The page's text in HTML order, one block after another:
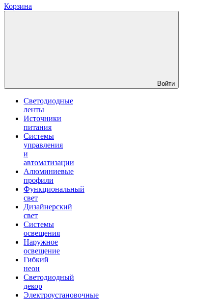
Корзина
Войти
Светодиодные
ленты
Источники
питания
Системы
управления
и
автоматизации
Алюминиевые
профили
Функциональный
свет
Дизайнерский
свет
Системы
освещения
Наружное
освещение
Гибкий
неон
Светодиодный
декор
Электроустановочные